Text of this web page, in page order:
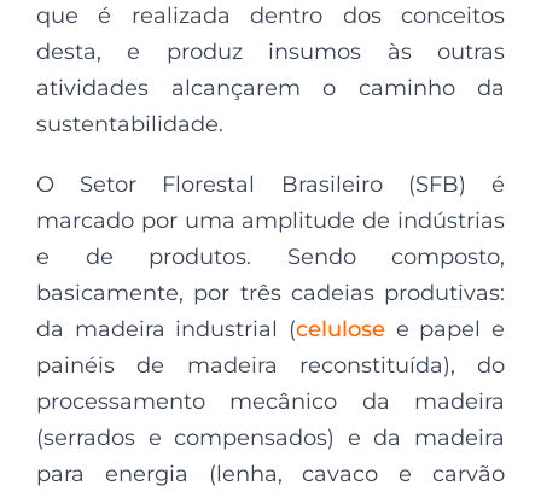
que é realizada dentro dos conceitos
desta, e produz insumos às outras
atividades alcançarem o caminho da
sustentabilidade.
O Setor Florestal Brasileiro (SFB) é
marcado por uma amplitude de indústrias
e de produtos. Sendo composto,
basicamente, por três cadeias produtivas:
da madeira industrial (celulose e papel e
painéis de madeira reconstituída), do
processamento mecânico da madeira
(serrados e compensados) e da madeira
para energia (lenha, cavaco e carvão